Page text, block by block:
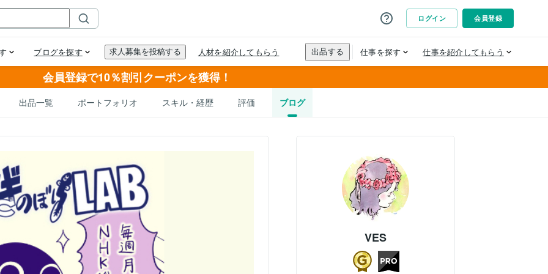
会員登録で10％割引クーポンを獲得！
出品一覧 ポートフォリオ スキル・経歴 評価 ブログ
VES